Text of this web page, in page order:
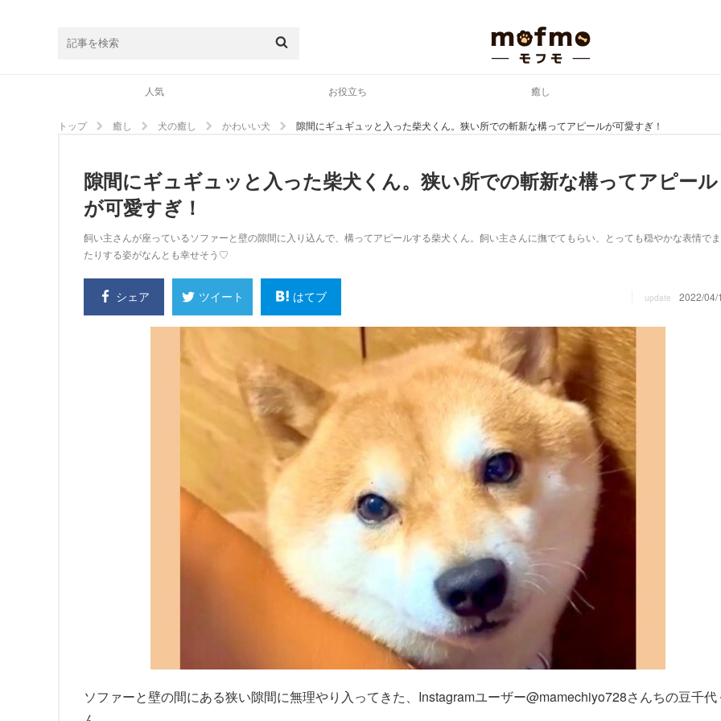
人気 お役立ち 癒し
トップ 癒し 犬の癒し かわいい犬 隙間にギュギュッと入った柴犬くん。狭い所での斬新な構ってアピールが可愛すぎ！
隙間にギュギュッと入った柴犬くん。狭い所での斬新な構ってアピール
が可愛すぎ！
飼い主さんが座っているソファーと壁の隙間に入り込んで、構ってアピールする柴犬くん。飼い主さんに撫でてもらい、とっても穏やかな表情で
たりする姿がなんとも幸せそう♡
シェア ツイート はてブ update 2022/04/
ソファーと壁の間にある狭い隙間に無理やり入ってきた、Instagramユーザー@mamechiyo728さんちの豆千代